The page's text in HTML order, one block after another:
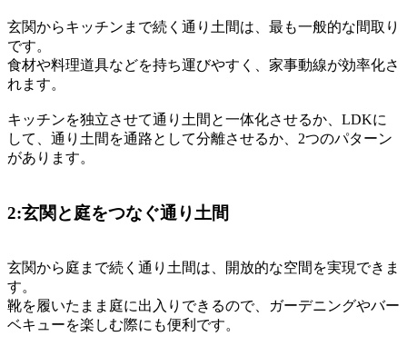
玄関からキッチンまで続く通り土間は、最も一般的な間取り
です。
食材や料理道具などを持ち運びやすく、家事動線が効率化さ
れます。
キッチンを独立させて通り土間と一体化させるか、LDKに
して、通り土間を通路として分離させるか、2つのパターン
があります。
2:玄関と庭をつなぐ通り土間
玄関から庭まで続く通り土間は、開放的な空間を実現できま
す。
靴を履いたまま庭に出入りできるので、ガーデニングやバー
ベキューを楽しむ際にも便利です。